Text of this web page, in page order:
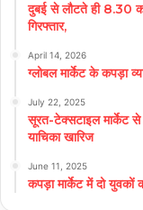
दुबई से लौटते ही 8.30
गिरफ्तार,
April 14, 2026
ग्लोबल मार्केट के कपड़ा
July 22, 2025
सूरत-टेक्सटाइल मार्केट
याचिका खारिज
June 11, 2025
कपड़ा मार्केट में दो युवकों